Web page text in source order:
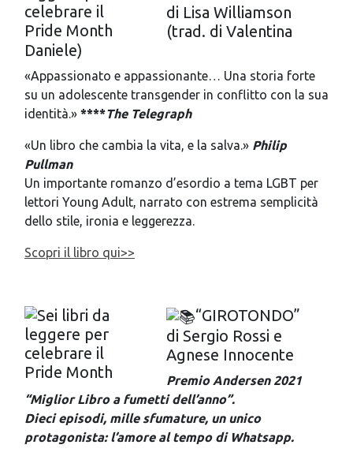
di Lisa Williamson
(trad. di Valentina
Daniele)
«Appassionato e appassionante… Una storia forte
su un adolescente transgender in conflitto con la sua
identità.» ****The Telegraph
«Un libro che cambia la vita, e la salva.» Philip
Pullman
Un importante romanzo d’esordio a tema LGBT per
lettori Young Adult, narrato con estrema semplicità
dello stile, ironia e leggerezza.
Scopri il libro qui>>
“GIROTONDO”
di Sergio Rossi e
Agnese Innocente
Premio Andersen 2021
“Miglior Libro a fumetti dell’anno”.
Dieci episodi, mille sfumature, un unico
protagonista: l’amore al tempo di Whatsapp.